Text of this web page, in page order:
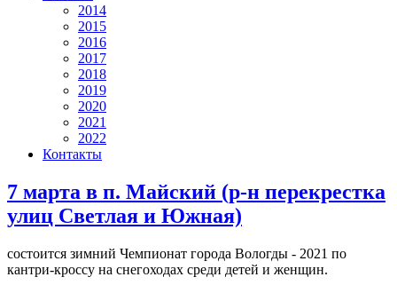
2014
2015
2016
2017
2018
2019
2020
2021
2022
Контакты
7 марта в п. Майский (р-н перекрестка
улиц Светлая и Южная)
состоится зимний Чемпионат города Вологды - 2021 по
кантри-кроссу на снегоходах среди детей и женщин.